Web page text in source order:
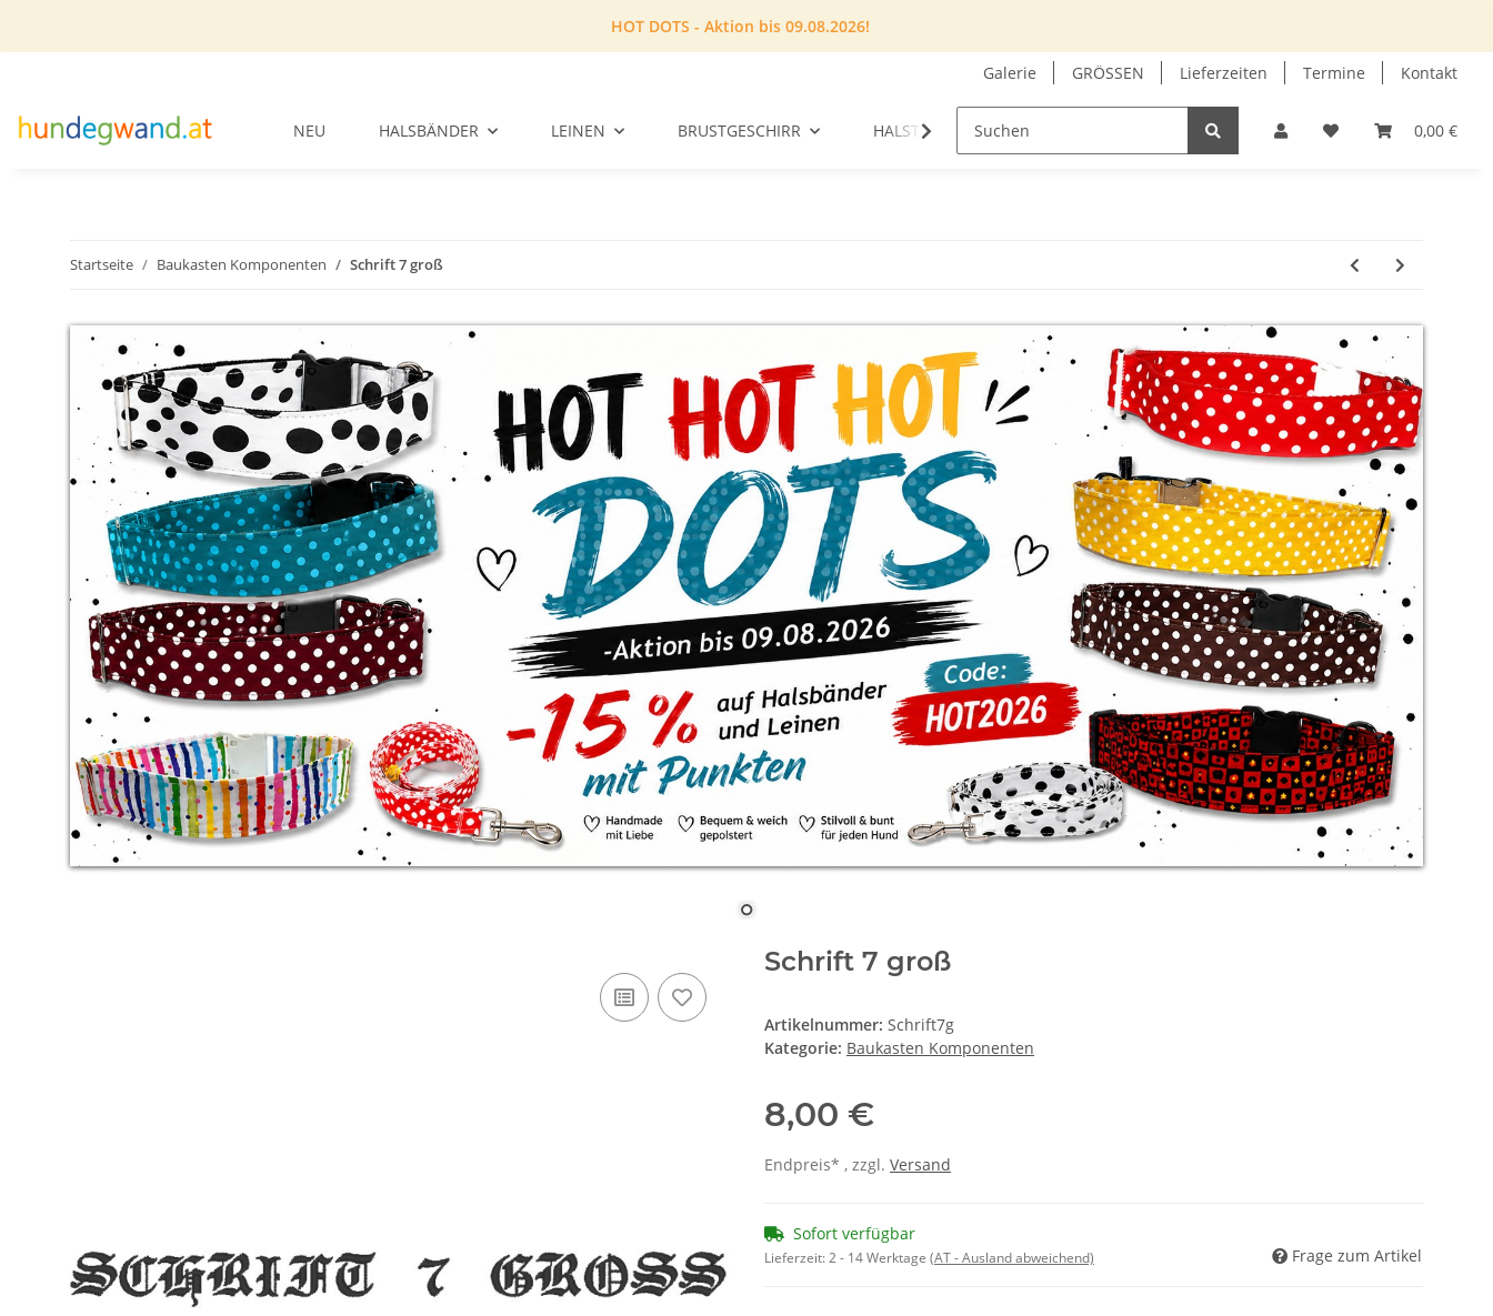
HOT DOTS - Aktion bis 09.08.2026!
Galerie GRÖSSEN Lieferzeiten Termine Kontakt
0,00 €
NEU HALSBÄNDER LEINEN BRUSTGESCHIRR HALSTUCH GUTSCHEIN INFOECKE
Startseite Baukasten Komponenten Schrift 7 groß
Schrift 7 groß
Artikelnummer: Schrift7g
Kategorie: Baukasten Komponenten
8,00 €
Endpreis* , zzgl. Versand
Sofort verfügbar
Lieferzeit:2 - 14 Werktage (AT - Ausland abweichend) Frage zum Artikel